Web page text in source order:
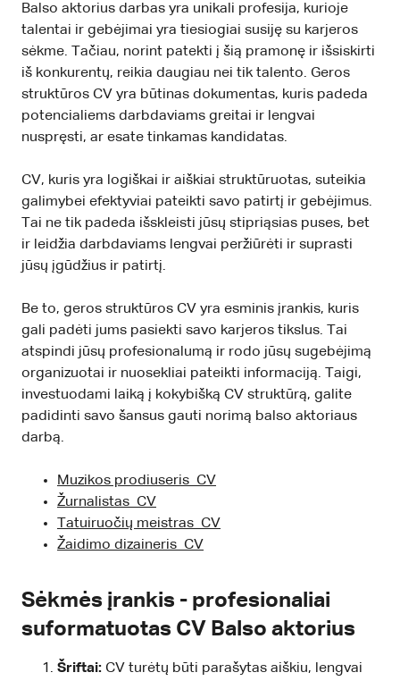
Balso aktorius darbas yra unikali profesija, kurioje
talentai ir gebėjimai yra tiesiogiai susiję su karjeros
sėkme. Tačiau, norint patekti į šią pramonę ir išsiskirti
iš konkurentų, reikia daugiau nei tik talento. Geros
struktūros CV yra būtinas dokumentas, kuris padeda
potencialiems darbdaviams greitai ir lengvai
nuspręsti, ar esate tinkamas kandidatas.
CV, kuris yra logiškai ir aiškiai struktūruotas, suteikia
galimybei efektyviai pateikti savo patirtį ir gebėjimus.
Tai ne tik padeda išskleisti jūsų stipriąsias puses, bet
ir leidžia darbdaviams lengvai peržiūrėti ir suprasti
jūsų įgūdžius ir patirtį.
Be to, geros struktūros CV yra esminis įrankis, kuris
gali padėti jums pasiekti savo karjeros tikslus. Tai
atspindi jūsų profesionalumą ir rodo jūsų sugebėjimą
organizuotai ir nuosekliai pateikti informaciją. Taigi,
investuodami laiką į kokybišką CV struktūrą, galite
padidinti savo šansus gauti norimą balso aktoriaus
darbą.
Muzikos prodiuseris CV
Žurnalistas CV
Tatuiruočių meistras CV
Žaidimo dizaineris CV
Sėkmės įrankis - profesionaliai
suformatuotas CV Balso aktorius
Šriftai: CV turėtų būti parašytas aiškiu, lengvai